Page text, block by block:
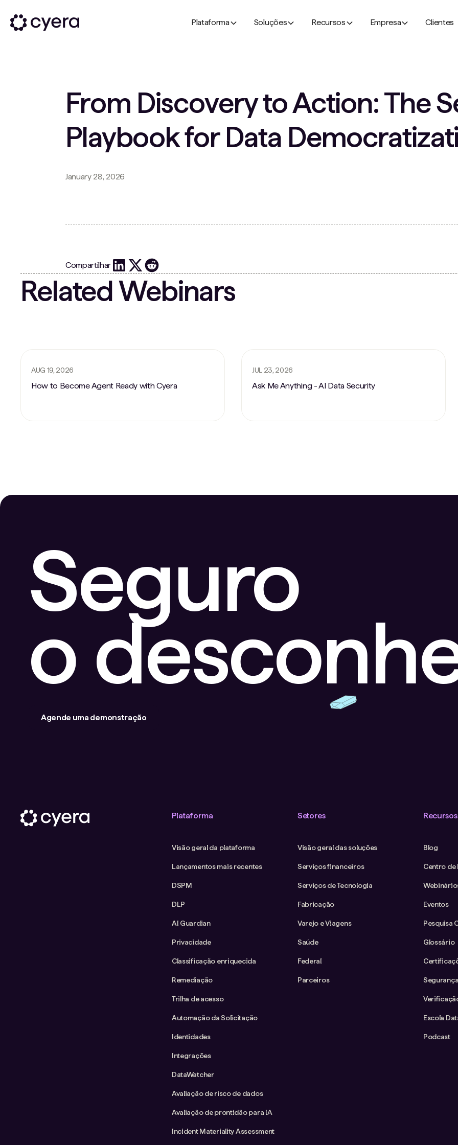
Plataforma Soluções Recursos Empresa Clientes
From Discovery to Action: The
Playbook for Data
January 28, 2026
Compartilhar
Related Webinars
AUG 19, 2026
How to Become Agent Ready with Cyera
JUL 23, 2026
Ask Me Anything - AI Data Security
Seguro
o
Agende uma demonstração
Plataforma
Visão geral da plataforma
Lançamentos mais recentes
DSPM
DLP
AI Guardian
Privacidade
Classificação enriquecida
Remediação
Trilha de acesso
Automação da Solicitação
Identidades
Integrações
DataWatcher
Avaliação de risco de dados
Avaliação de prontidão para IA
Incident Materiality Assessment
Setores
Visão geral das soluções
Serviços financeiros
Serviços de Tecnologia
Fabricação
Varejo e Viagens
Saúde
Federal
Parceiros
Recursos
Blog
Centro de
Eventos
Pesquisa
Glossário
Escola
Podcast